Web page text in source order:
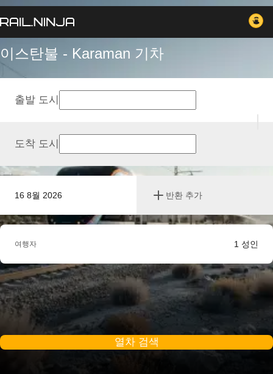
이스탄불 - Karaman 기차
16 8월 2026 반환 추가
출발 도시
도착 도시
여행자 1 성인
열차 검색